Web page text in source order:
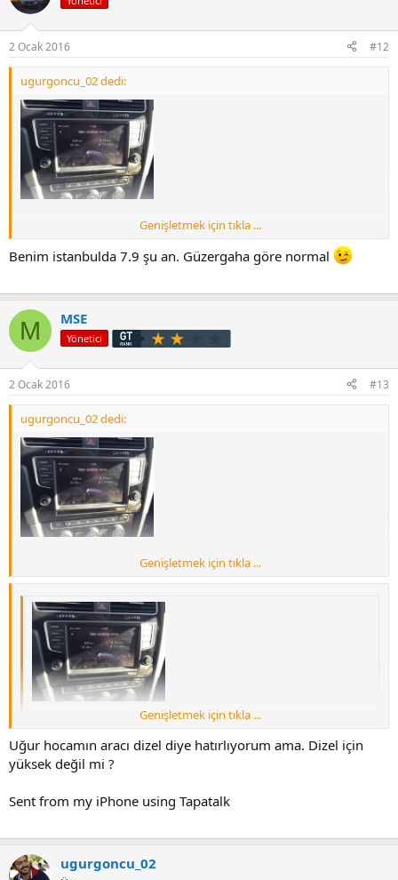
2 Ocak 2016 #12
ugurgoncu_02 dedi:
Degerler normal mi sizce
Sent from my iPhone using Tapatalk
Genişletmek için tıkla ...
Benim istanbulda 7.9 şu an. Güzergaha göre normal
M MSE
Yönetici
2 Ocak 2016 #13
ugurgoncu_02 dedi:
Degerler normal mi sizce
Sent from my iPhone using Tapatalk
Genişletmek için tıkla ...
Degerler normal mi sizce
Sent from my iPhone using Tapatalk
Genişletmek için tıkla ...
Benim istanbulda 7.9 şu an. Güzergaha göre normal
Genişletmek için tıkla ...
Uğur hocamın aracı dizel diye hatırlıyorum ama. Dizel için
yüksek değil mi ?
Sent from my iPhone using Tapatalk
ugurgoncu_02